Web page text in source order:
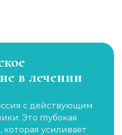
в лечении
с действующим
Это глубокая
которая усиливает